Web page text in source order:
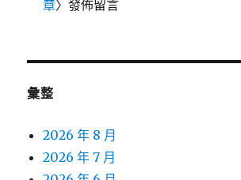
章〉發佈留言
彙整
2026 年 8 月
2026 年 7 月